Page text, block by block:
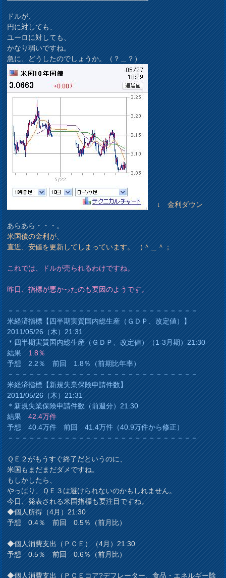
ドルが、
円に対しても、
ユーロに対しても、
かなり弱いですね。
急に、どうしたのでしょうか。（？＿？）
↓ 金利ダウン
あらあら・・・。
米国債の金利が、
直近、安値を更新してしまっています。 （＾＿＾；
これでは、ドルが売られるわけですね。
昨日、指標が悪かったのも要因のようです。
－－－－－－－－－－－－－－－－－－－－－－－－－－－
米経済指標【四半期実質国内総生産（ＧＤＰ、改定値）】
2011/05/26（木）21:31
＊四半期実質国内総生産（ＧＤＰ、改定値）（1-3月期）21:30
結果1.8％
予想 2.2％ 前回 1.8％（前期比年率）
－－－－－－－－－－－－－－－－－－－－－－－－－－－
米経済指標【新規失業保険申請件数】
2011/05/26（木）21:31
＊新規失業保険申請件数（前週分）21:30
結果42.4万件
予想 40.4万件 前回 41.4万件（40.9万件から修正）
－－－－－－－－－－－－－－－－－－－－－－－－－－－
ＱＥ２がもうすぐ終了だというのに、
米国もまだまだダメですね。
もしかしたら、
やっぱり、ＱＥ３は避けられないのかもしれません。
今日、発表される米国指標も要注目ですね。
◆個人所得（4月）21:30
予想 0.4％ 前回 0.5％（前月比）
◆個人消費支出（ＰＣＥ）（4月）21:30
予想 0.5％ 前回 0.6％（前月比）
◆個人消費支出（ＰＣＥコア?デフレーター、食品・エネルギー除